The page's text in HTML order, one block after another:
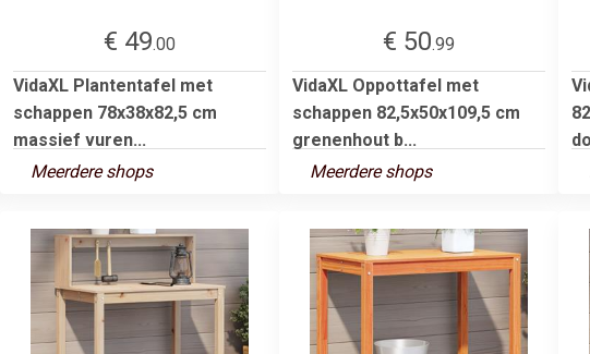
€ 49.00
VidaXL Plantentafel met
schappen 78x38x82,5 cm
massief vuren...
Meerdere shops
€ 50.99
VidaXL Oppottafel met
schappen 82,5x50x109,5 cm
grenenhout b...
Meerdere shops